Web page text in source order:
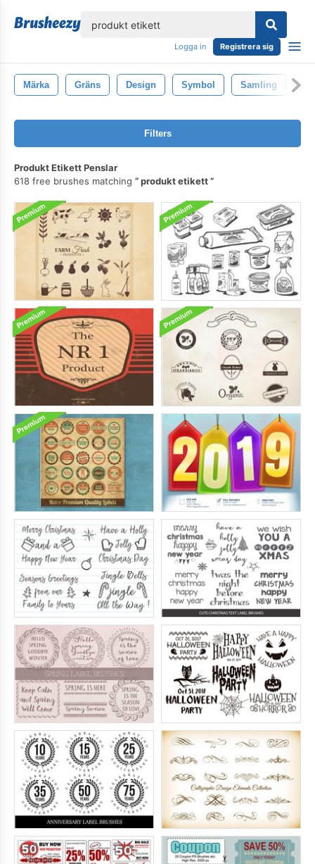
Logga in Registrera sig
Märka Gräns Design Symbol Samling
Filters
Produkt Etikett Penslar
618 free brushes matching
produkt etikett